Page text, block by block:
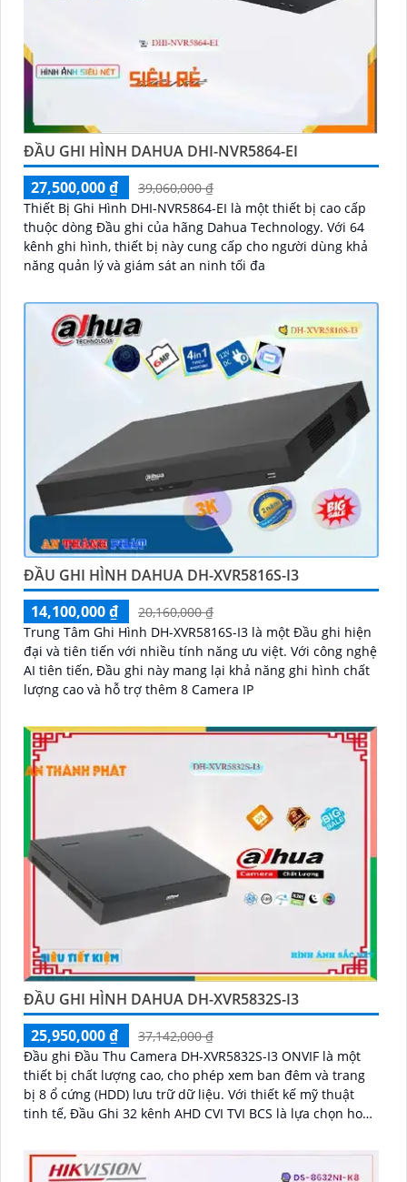
ĐẦU GHI HÌNH DAHUA DHI-NVR5864-EI
27,500,000 ₫
39,060,000 ₫
Thiết Bị Ghi Hình DHI-NVR5864-EI là một thiết bị cao cấp
thuộc dòng Đầu ghi của hãng Dahua Technology. Với 64
kênh ghi hình, thiết bị này cung cấp cho người dùng khả
năng quản lý và giám sát an ninh tối đa
ĐẦU GHI HÌNH DAHUA DH-XVR5816S-I3
14,100,000 ₫
20,160,000 ₫
Trung Tâm Ghi Hình DH-XVR5816S-I3 là một Đầu ghi hiện
đại và tiên tiến với nhiều tính năng ưu việt. Với công nghệ
AI tiên tiến, Đầu ghi này mang lại khả năng ghi hình chất
lượng cao và hỗ trợ thêm 8 Camera IP
ĐẦU GHI HÌNH DAHUA DH-XVR5832S-I3
25,950,000 ₫
37,142,000 ₫
Đầu ghi Đầu Thu Camera DH-XVR5832S-I3 ONVIF là một
thiết bị chất lượng cao, cho phép xem ban đêm và trang
bị 8 ổ cứng (HDD) lưu trữ dữ liệu. Với thiết kế mỹ thuật
tinh tế, Đầu Ghi 32 kênh AHD CVI TVI BCS là lựa chọn hoàn